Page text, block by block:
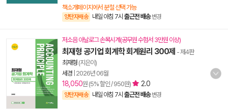
책소개페이지에서 분철 선택 가능
양탄자배송 내일 아침 7시 출근전 배송 변경
저소음 아날로그 손목시계(공무원 수험서 3만원 이상)
최재형 공기업 회계학 회계원리 300제 - 제4판
최재형 (지은이)
세경 2026년 06월
18,050원 (5% 할인 / 950원) 2.0
양탄자배송 내일 아침 7시 출근전 배송 변경